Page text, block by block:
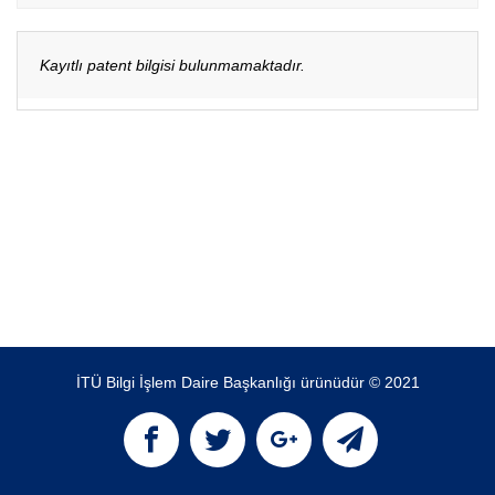
Kayıtlı patent bilgisi bulunmamaktadır.
İTÜ Bilgi İşlem Daire Başkanlığı ürünüdür © 2021